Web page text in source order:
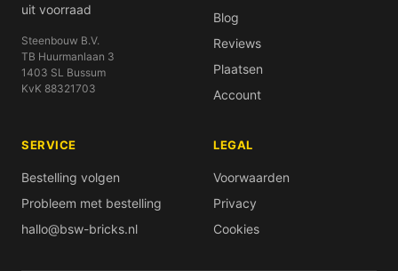
uit voorraad
Steenbouw B.V.
TB Huurmanlaan 3
1403 SL Bussum
KvK 88321703
Blog
Reviews
Plaatsen
Account
SERVICE
Bestelling volgen
Probleem met bestelling
hallo@bsw-bricks.nl
LEGAL
Voorwaarden
Privacy
Cookies